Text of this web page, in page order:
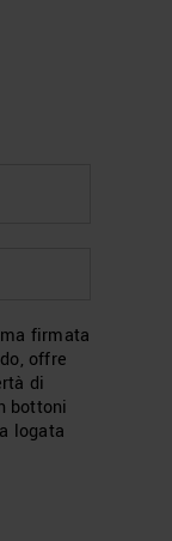
firmata
offre
di
bottoni
logata